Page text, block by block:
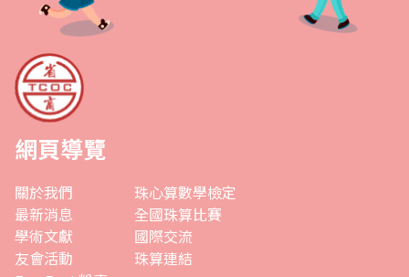
網頁導覽
關於我們
最新消息
學術文獻
友會活動
珠心算數學檢定
全國珠算比賽
國際交流
珠算連結